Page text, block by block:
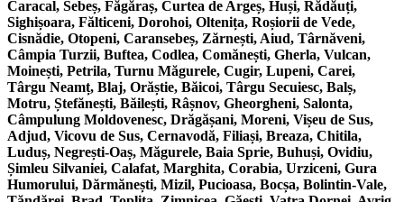
Caracal, Sebeș, Făgăraș, Curtea de Argeș, Huși, Rădăuți,
Sighișoara, Fălticeni, Dorohoi, Oltenița, Roșiorii de Vede,
Cisnădie, Otopeni, Caransebeș, Zărnești, Aiud, Târnăveni,
Câmpia Turzii, Buftea, Codlea, Comănești, Gherla, Vulcan,
Moinești, Petrila, Turnu Măgurele, Cugir, Lupeni, Carei,
Târgu Neamț, Blaj, Orăștie, Băicoi, Târgu Secuiesc, Balș,
Motru, Ștefănești, Băilești, Râșnov, Gheorgheni, Salonta,
Câmpulung Moldovenesc, Drăgășani, Moreni, Vișeu de Sus,
Adjud, Vicovu de Sus, Cernavodă, Filiași, Breaza, Chitila,
Luduș, Negrești-Oaș, Măgurele, Baia Sprie, Buhuși, Ovidiu,
Șimleu Silvaniei, Calafat, Marghita, Corabia, Urziceni, Gura
Humorului, Dărmănești, Mizil, Pucioasa, Bocșa, Bolintin-Vale,